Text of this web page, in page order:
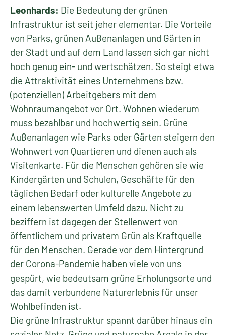
Leonhards: Die Bedeutung der grünen
Infrastruktur ist seit jeher elementar. Die Vorteile
von Parks, grünen Außenanlagen und Gärten in
der Stadt und auf dem Land lassen sich gar nicht
hoch genug ein- und wertschätzen. So steigt etwa
die Attraktivität eines Unternehmens bzw.
(potenziellen) Arbeitgebers mit dem
Wohnraumangebot vor Ort. Wohnen wiederum
muss bezahlbar und hochwertig sein. Grüne
Außenanlagen wie Parks oder Gärten steigern den
Wohnwert von Quartieren und dienen auch als
Visitenkarte. Für die Menschen gehören sie wie
Kindergärten und Schulen, Geschäfte für den
täglichen Bedarf oder kulturelle Angebote zu
einem lebenswerten Umfeld dazu. Nicht zu
beziffern ist dagegen der Stellenwert von
öffentlichem und privatem Grün als Kraftquelle
für den Menschen. Gerade vor dem Hintergrund
der Corona-Pandemie haben viele von uns
gespürt, wie bedeutsam grüne Erholungsorte und
das damit verbundene Naturerlebnis für unser
Wohlbefinden ist.
Die grüne Infrastruktur spannt darüber hinaus ein